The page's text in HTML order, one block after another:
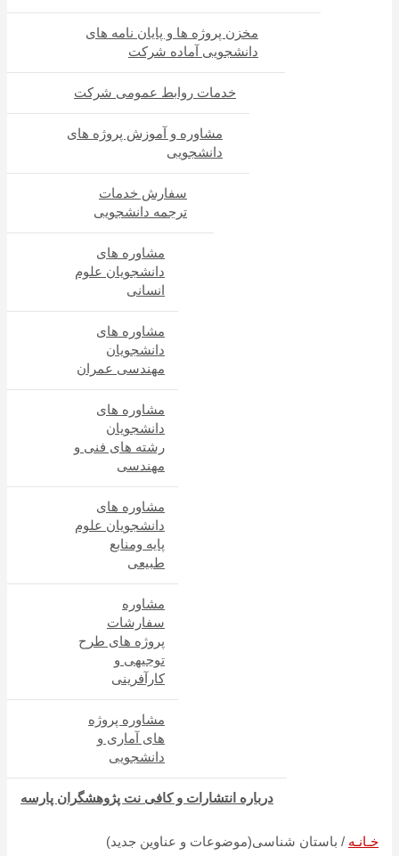
مخزن پروژه ها و پایان نامه های
دانشجویی آماده شرکت
خدمات روابط عمومی شرکت
مشاوره و آموزش پروژه های
دانشجویی
سفارش خدمات
ترجمه دانشجویی
مشاوره های
دانشجویان علوم
انسانی
مشاوره های
دانشجویان
مهندسی عمران
مشاوره های
دانشجویان
رشته های فنی و
مهندسی
مشاوره های
دانشجویان علوم
پایه ومنابع
طبیعی
مشاوره
سفارشات
پروژه های طرح
توجیهی و
کارآفرینی
مشاوره پروژه
های آماری و
دانشجویی
درباره انتشارات و کافی نت پژوهشگران پارسه
خـانـه باستان شناسی(موضوعات و عناوین جدید)